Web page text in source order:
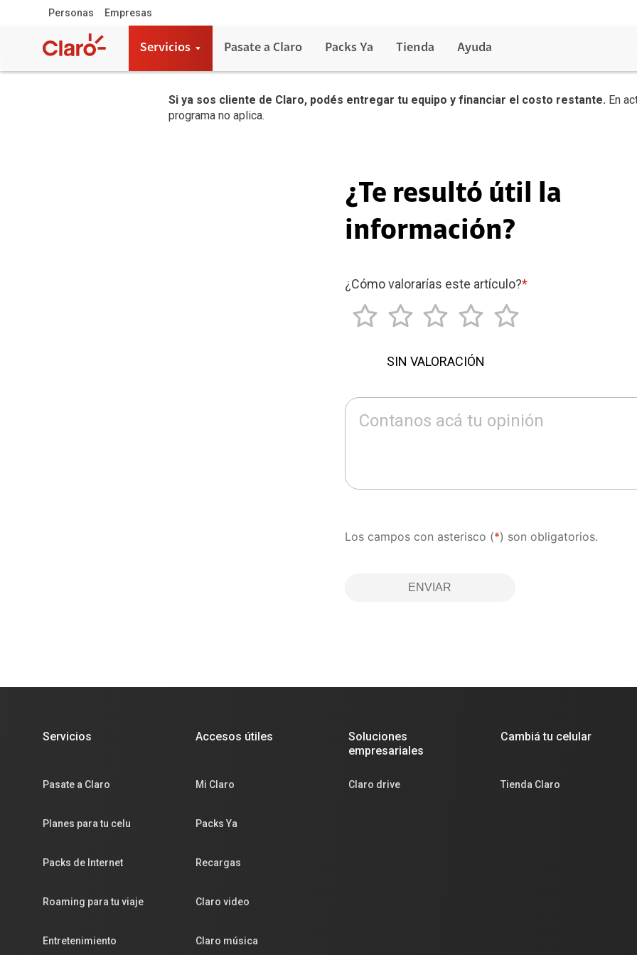
Personas Empresas
Servicios Pasate a Claro Packs Ya Tienda Ayuda
Si ya sos cliente de Claro, podés entregar tu equipo y financiar el costo restante. En
programa no aplica.
¿Te resultó útil la
información?
¿Cómo valorarías este artículo?*
SIN VALORACIÓN
Contanos acá tu opinión
Los campos con asterisco (*) son obligatorios.
ENVIAR
Servicios
Pasate a Claro
Planes para tu celu
Packs de Internet
Roaming para tu viaje
Entretenimiento
Accesos útiles
Mi Claro
Packs Ya
Recargas
Claro video
Claro música
Soluciones
empresariales
Claro drive
Cambiá tu celular
Tienda Claro